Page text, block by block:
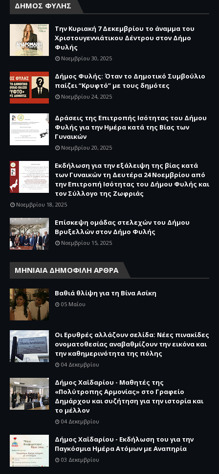
ΔΗΜΟΣ ΦΥΛΗΣ
Την Κυριακή 7 Δεκεμβρίου το άναμμα του
Χριστουγεννιάτικου Δέντρου στον Δήμο
Φυλής
Νοεμβρίου 30, 2025
Δήμος Φυλής: Όταν το Δημοτικό Συμβούλιο
παίζει “Κρυφτό” με τους δημότες
Νοεμβρίου 24, 2025
Δράσεις της Επιτροπής Ισότητας του Δήμου
Φυλής για την Ημέρα κατά της Βίας των
Γυναικών
Νοεμβρίου 20, 2025
Εκδήλωση για την εξάλειψη της βίας κατά
των Γυναικών τη Δευτέρα 24 Νοεμβρίου από
την Επιτροπή Ισότητας του Δήμου Φυλής και
τον Σύλλογο της Ζωφριάς
Νοεμβρίου 18, 2025
Επίσκεψη ομάδας στελεχών του Δήμου
Βρυξελλών στον Δήμο Φυλής
Νοεμβρίου 15, 2025
ΜΗΝΙΑΙΑ ΔΗΜΟΦΙΛΗ ΑΡΘΡΑ
Βαθιά θλίψη για τη Βίνα Ασίκη
05 Μαΐου
Οι Ερυθρές αλλάζουν σελίδα: Νέες πινακίδες
ονοματοθεσίας αναβαθμίζουν την εικόνα και
την καθημερινότητα της πόλης
04 Δεκεμβρίου
Δήμος Χαϊδαρίου - Μαθητές της
«Πολύτροπης Αρμονίας» στο Γραφείο
Δημάρχου και συζήτηση για την ιστορία και
το μέλλον
04 Δεκεμβρίου
Δήμος Χαϊδαρίου - Εκδήλωση του για την
Παγκόσμια Ημέρα Ατόμων με Αναπηρία
03 Δεκεμβρίου